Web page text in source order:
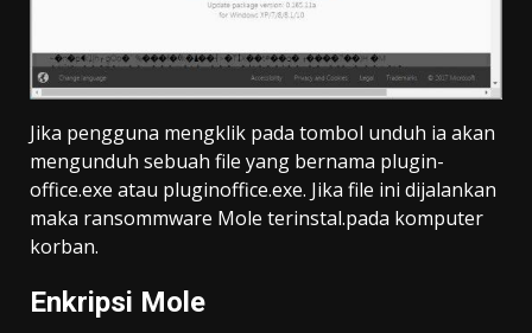
Jika pengguna mengklik pada tombol unduh ia akan
mengunduh sebuah file yang bernama plugin-
office.exe atau pluginoffice.exe. Jika file ini dijalankan
maka ransommware Mole terinstal.pada komputer
korban.
Enkripsi Mole